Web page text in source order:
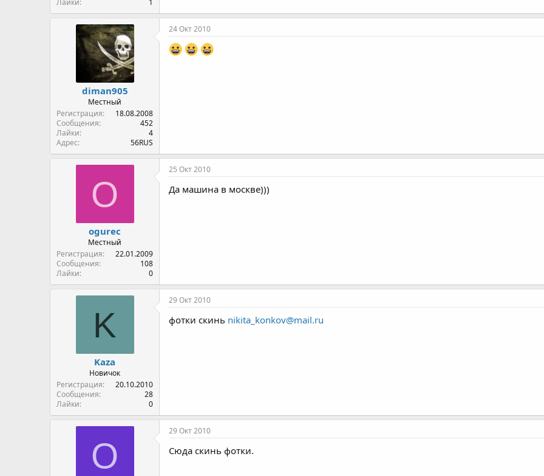
Лайки 1
diman905
Местный
Регистрация
18.08.2008
Сообщения
452
Лайки
4
Адрес
56RUS
24 Окт 2010
O
ogurec
Местный
Регистрация
22.01.2009
Сообщения
108
Лайки
0
25 Окт 2010
Да машина в москве)))
K
Kaza
Новичок
Регистрация
20.10.2010
Сообщения
28
Лайки
0
29 Окт 2010
фотки скинь nikita_konkov@mail.ru
O
29 Окт 2010
Сюда скинь фотки.